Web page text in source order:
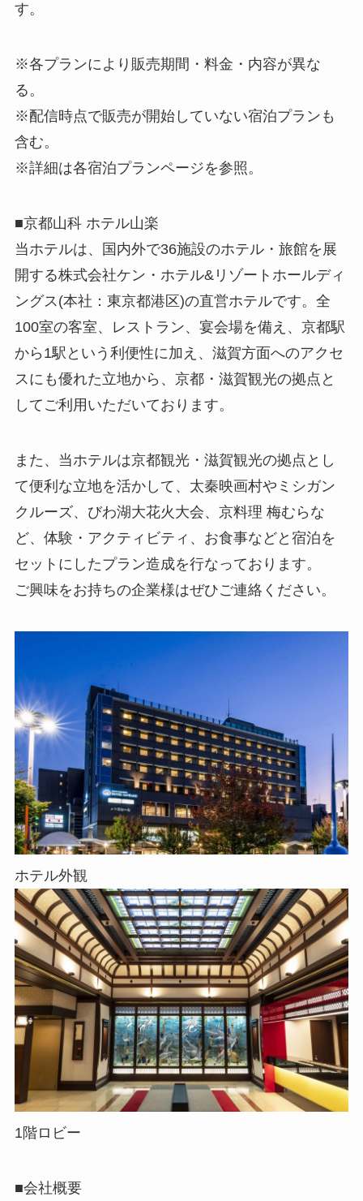
す。
※各プランにより販売期間・料金・内容が異な
る。
※配信時点で販売が開始していない宿泊プランも
含む。
※詳細は各宿泊プランページを参照。
■京都山科 ホテル山楽
当ホテルは、国内外で36施設のホテル・旅館を展
開する株式会社ケン・ホテル&リゾートホールディ
ングス(本社：東京都港区)の直営ホテルです。全
100室の客室、レストラン、宴会場を備え、京都駅
から1駅という利便性に加え、滋賀方面へのアクセ
スにも優れた立地から、京都・滋賀観光の拠点と
してご利用いただいております。
また、当ホテルは京都観光・滋賀観光の拠点とし
て便利な立地を活かして、太秦映画村やミシガン
クルーズ、びわ湖大花火大会、京料理 梅むらな
ど、体験・アクティビティ、お食事などと宿泊を
セットにしたプラン造成を行なっております。
ご興味をお持ちの企業様はぜひご連絡ください。
ホテル外観
1階ロビー
■会社概要